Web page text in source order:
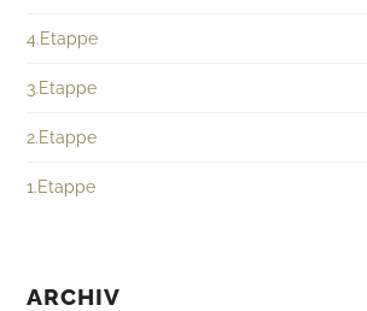
4.Etappe
3.Etappe
2.Etappe
1.Etappe
ARCHIV